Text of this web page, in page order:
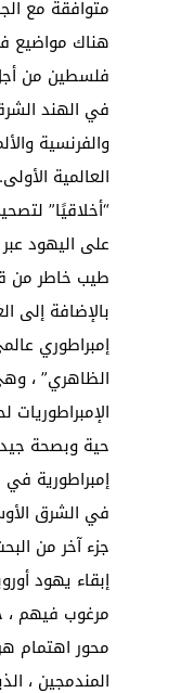
متوافقة مع
هناك مواضيع
فلسطين من
في الهند
والفرنسية
العالمية
“أخلاقيًا”
على اليهود
طيب خاطر من
بالإضافة إلى
إمبراطوري
الظاهري” ،
الإمبراطوريات
حية وبصحة
إمبراطورية في
في الشرق
جزء آخر من
إبقاء يهود
مرغوب فيهم ،
محور اهتمام
المندمجين ،